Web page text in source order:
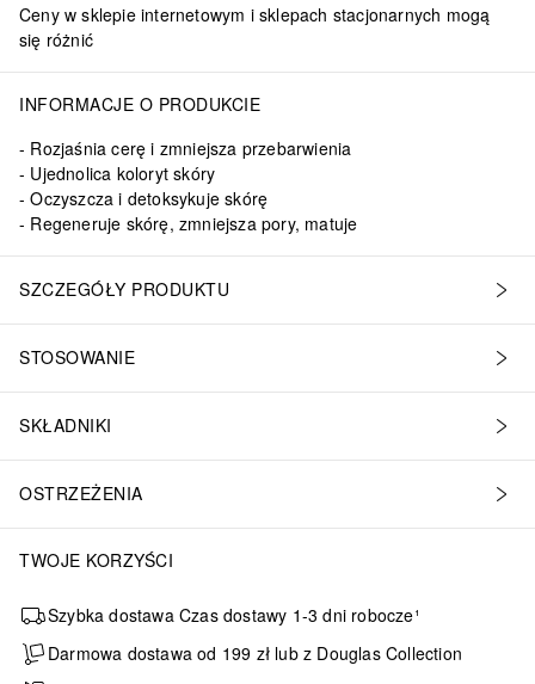
Ceny w sklepie internetowym i sklepach stacjonarnych mogą
się różnić
INFORMACJE O PRODUKCIE
Rozjaśnia cerę i zmniejsza przebarwienia
Ujednolica koloryt skóry
Oczyszcza i detoksykuje skórę
Regeneruje skórę, zmniejsza pory, matuje
SZCZEGÓŁY PRODUKTU
STOSOWANIE
SKŁADNIKI
OSTRZEŻENIA
TWOJE KORZYŚCI
Szybka dostawa Czas dostawy 1-3 dni robocze¹
Darmowa dostawa od 199 zł lub z Douglas Collection